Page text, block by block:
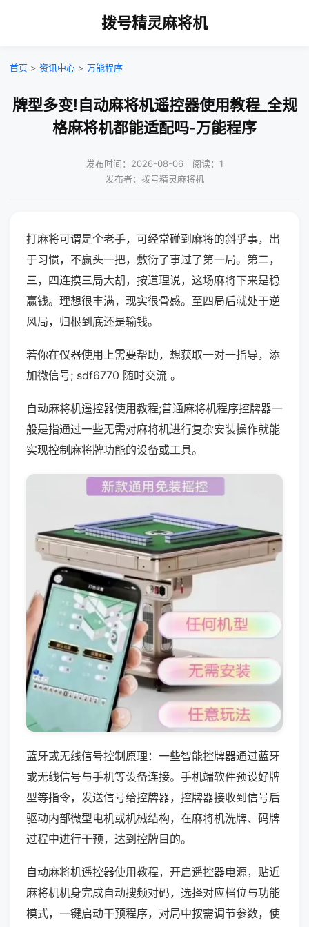
拨号精灵麻将机
首页 > 资讯中心 > 万能程序
牌型多变!自动麻将机遥控器使用教程_全规
格麻将机都能适配吗-万能程序
发布时间：2026-08-06｜阅读：1
发布者：拨号精灵麻将机
打麻将可谓是个老手，可经常碰到麻将的斜乎事，出
于习惯，不赢头一把，敷衍了事过了第一局。第二，
三，四连摸三局大胡，按道理说，这场麻将下来是稳
赢钱。理想很丰满，现实很骨感。至四局后就处于逆
风局，归根到底还是输钱。
若你在仪器使用上需要帮助，想获取一对一指导，添
加微信号; sdf6770 随时交流 。
自动麻将机遥控器使用教程;普通麻将机程序控牌器一
般是指通过一些无需对麻将机进行复杂安装操作就能
实现控制麻将牌功能的设备或工具。
蓝牙或无线信号控制原理：一些智能控牌器通过蓝牙
或无线信号与手机等设备连接。手机端软件预设好牌
型等指令，发送信号给控牌器，控牌器接收到信号后
驱动内部微型电机或机械结构，在麻将机洗牌、码牌
过程中进行干预，达到控牌目的。
自动麻将机遥控器使用教程，开启遥控器电源，贴近
麻将机机身完成自动搜频对码，选择对应档位与功能
模式，一键启动干预程序，对局中按需调节参数，使